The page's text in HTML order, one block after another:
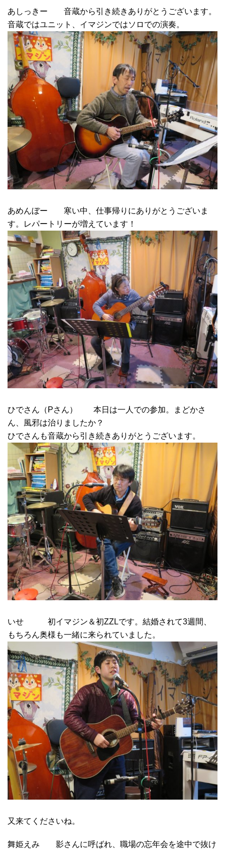
あしっきー 音蔵から引き続きありがとうございます。
音蔵ではユニット、イマジンではソロでの演奏。
あめんぼー 寒い中、仕事帰りにありがとうございま
す。レパートリーが増えています！
ひでさん（Pさん） 本日は一人での参加。まどかさ
ん、風邪は治りましたか？
ひでさんも音蔵から引き続きありがとうございます。
いせ 初イマジン＆初ZZLです。結婚されて3週間、
もちろん奥様も一緒に来られていました。
又来てくださいね。
舞姫えみ 影さんに呼ばれ、職場の忘年会を途中で抜け